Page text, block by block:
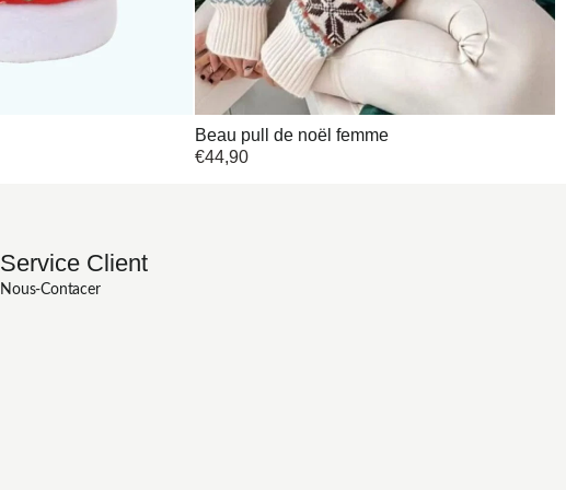
Beau pull de noël femme
€44,90
Service Client
Nous-Contacer